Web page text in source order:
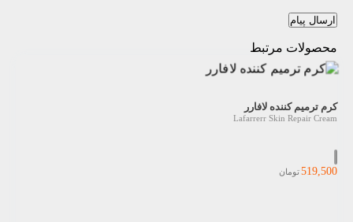
ارسال پیام
محصولات مرتبط
کرم ترمیم کننده لافارر
Lafarrerr Skin Repair Cream
519,500تومان